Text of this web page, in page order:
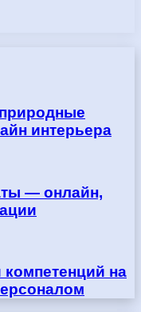
интерьера
— онлайн,
на